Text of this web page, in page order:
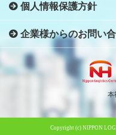
個人情報保護方針
企業様からのお問い
本
Copyright (c) NIPPON